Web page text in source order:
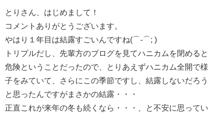
とりさん、はじめまして！
コメントありがとうございます。
やはり１年目は結露すごいんですね(⌒-⌒; )
トリプルだし、先輩方のブログを見てハニカムを閉めると
危険ということだったので、とりあえずハニカム全開で様
子をみていて、さらにこの季節ですし、結露しないだろう
と思ったんですがまさかの結露・・・
正直これが来年の冬も続くなら・・・、と不安に思ってい